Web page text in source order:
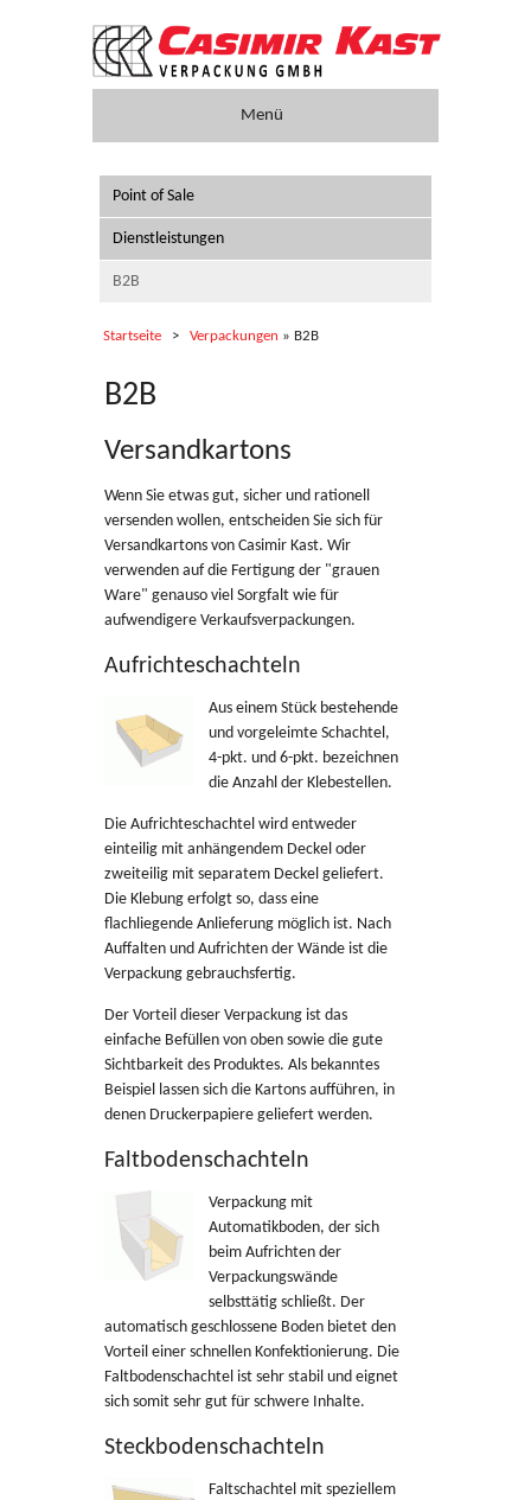
Menü
Unternehmen
Karriere
Service
Anfahrt
Kontakt
Point of Sale
Dienstleistungen
B2B
Startseite Verpackungen » B2B
B2B
Versandkartons
Wenn Sie etwas gut, sicher und rationell
versenden wollen, entscheiden Sie sich für
Versandkartons von Casimir Kast. Wir
verwenden auf die Fertigung der "grauen
Ware" genauso viel Sorgfalt wie für
aufwendigere Verkaufsverpackungen.
Aufrichteschachteln
Aus einem Stück bestehende
und vorgeleimte Schachtel,
4-pkt. und 6-pkt. bezeichnen
die Anzahl der Klebestellen.
Die Aufrichteschachtel wird entweder
einteilig mit anhängendem Deckel oder
zweiteilig mit separatem Deckel geliefert.
Die Klebung erfolgt so, dass eine
flachliegende Anlieferung möglich ist. Nach
Auffalten und Aufrichten der Wände ist die
Verpackung gebrauchsfertig.
Der Vorteil dieser Verpackung ist das
einfache Befüllen von oben sowie die gute
Sichtbarkeit des Produktes. Als bekanntes
Beispiel lassen sich die Kartons aufführen, in
denen Druckerpapiere geliefert werden.
Faltbodenschachteln
Verpackung mit
Automatikboden, der sich
beim Aufrichten der
Verpackungswände
selbsttätig schließt. Der
automatisch geschlossene Boden bietet den
Vorteil einer schnellen Konfektionierung. Die
Faltbodenschachtel ist sehr stabil und eignet
sich somit sehr gut für schwere Inhalte.
Steckbodenschachteln
Faltschachtel mit speziellem